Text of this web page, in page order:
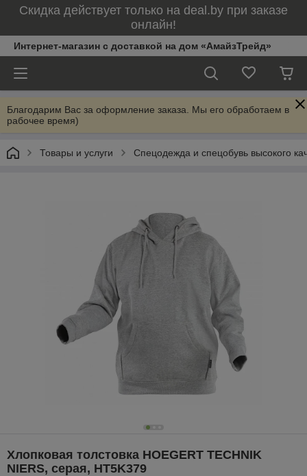
Скидка действует только на deal.by при заказе
онлайн!
Интернет-магазин с доставкой на дом «АмайзТрейд»
Благодарим Вас за оформление заказа. Мы его обработаем в
рабочее время)
Товары и услуги Спецодежда и спецобувь высокого
Хлопковая толстовка HOEGERT TECHNIK
NIERS, серая, HT5K379